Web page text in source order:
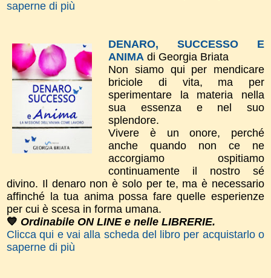
saperne di più
DENARO, SUCCESSO E
ANIMA di Georgia Briata
Non siamo qui per mendicare
briciole di vita, ma per
sperimentare la materia nella
sua essenza e nel suo
splendore.
Vivere è un onore, perché
anche quando non ce ne
accorgiamo ospitiamo
continuamente il nostro sé
divino. Il denaro non è solo per te, ma è necessario
affinché la tua anima possa fare quelle esperienze
per cui è scesa in forma umana.
💙 Ordinabile ON LINE e nelle LIBRERIE.
Clicca qui e vai alla scheda del libro per acquistarlo o
saperne di più